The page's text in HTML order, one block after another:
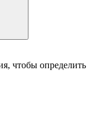
чтобы определить